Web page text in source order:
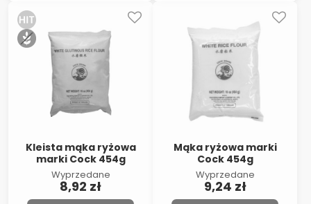
Kleista mąka ryżowa
marki Cock 454g
Wyprzedane
8,92 zł
Mąka ryżowa marki
Cock 454g
Wyprzedane
9,24 zł